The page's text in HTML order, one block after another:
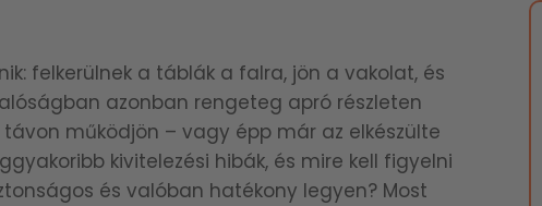
felkerülnek a táblák a falra, jön a vakolat, és
azonban rengeteg apró részleten
működjön – vagy épp már az elkészülte
kivitelezési hibák, és mire kell figyelni
és valóban hatékony legyen? Most